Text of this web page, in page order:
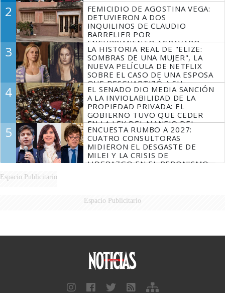
2
FEMICIDIO DE AGOSTINA VEGA:
DETUVIERON A DOS
INQUILINOS DE CLAUDIO
BARRELIER POR
ENCUBRIMIENTO AGRAVADO
3
LA HISTORIA REAL DE "ELIZE:
SOMBRAS DE UNA MUJER", LA
NUEVA PELÍCULA DE NETFLIX
SOBRE EL CASO DE UNA ESPOSA
QUE DESCUARTIZÓ A SU
MARIDO
4
EL SENADO DIO MEDIA SANCIÓN
A LA INVIOLABILIDAD DE LA
PROPIEDAD PRIVADA: EL
GOBIERNO TUVO QUE CEDER
EN LA LEY DEL MANEJO DEL
FUEGO
5
ENCUESTA RUMBO A 2027:
CUATRO CONSULTORAS
MIDIERON EL DESGASTE DE
MILEI Y LA CRISIS DE
LIDERAZGO EN EL PERONISMO
Espacio Publicitario
Espacio Publicitario